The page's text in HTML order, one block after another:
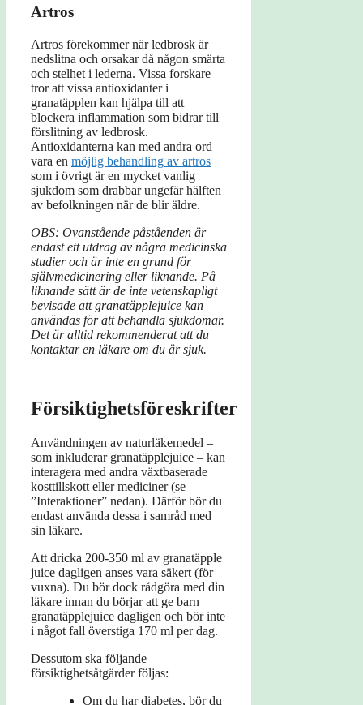
Artros
Artros förekommer när ledbrosk är
nedslitna och orsakar då någon smärta
och stelhet i lederna. Vissa forskare
tror att vissa antioxidanter i
granatäpplen kan hjälpa till att
blockera inflammation som bidrar till
förslitning av ledbrosk.
Antioxidanterna kan med andra ord
vara en möjlig behandling av artros
som i övrigt är en mycket vanlig
sjukdom som drabbar ungefär hälften
av befolkningen när de blir äldre.
OBS: Ovanstående påståenden är
endast ett utdrag av några medicinska
studier och är inte en grund för
självmedicinering eller liknande. På
liknande sätt är de inte vetenskapligt
bevisade att granatäpplejuice kan
användas för att behandla sjukdomar.
Det är alltid rekommenderat att du
kontaktar en läkare om du är sjuk.
Försiktighetsföreskrifter
Användningen av naturläkemedel –
som inkluderar granatäpplejuice – kan
interagera med andra växtbaserade
kosttillskott eller mediciner (se
”Interaktioner” nedan). Därför bör du
endast använda dessa i samråd med
sin läkare.
Att dricka 200-350 ml av granatäpple
juice dagligen anses vara säkert (för
vuxna). Du bör dock rådgöra med din
läkare innan du börjar att ge barn
granatäpplejuice dagligen och bör inte
i något fall överstiga 170 ml per dag.
Dessutom ska följande
försiktighetsåtgärder följas:
Om du har diabetes, bör du